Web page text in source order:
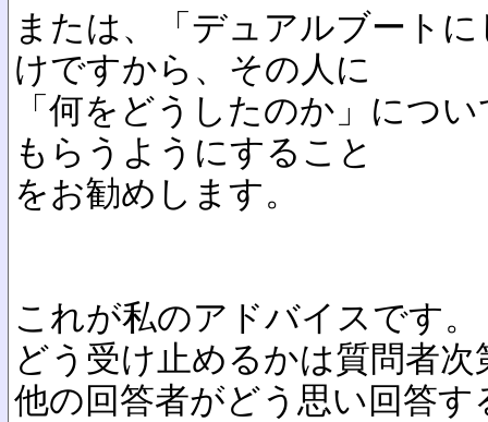
または、「デュアルブート
けですから、その人に
「何をどうしたのか」につ
もらうようにすること
をお勧めします。
これが私のアドバイスです。
どう受け止めるかは質問者次
他の回答者がどう思い回答